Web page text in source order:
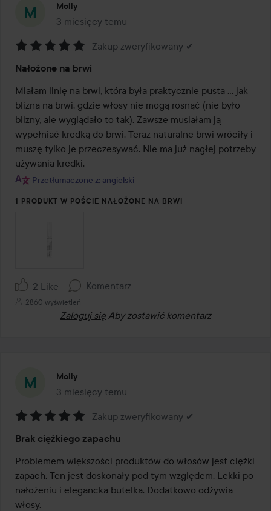
Molly
3 miesięcy temu
Post został utworzony 3 miesięcy temu
5
z
5
Zakup zweryfikowany ✔
Nałożone na brwi
Miałam linię na brwi, która była praktycznie pusta ... jak
blizna na brwi, gdzie włosy nie mogą rosnąć (nie było
blizny, ale wyglądało to tak). Zawsze musiałam ją
wypełniać kredką do brwi. Teraz naturalne brwi wróciły i
muszę tylko je przeczesywać. Nie ma już nagłej potrzeby
używania kredki.
Przetłumaczone z: angielski
1 PRODUKT W POŚCIE NAŁOŻONE NA BRWI
2 Like Komentarz
2860 wyświetleń
Zaloguj się Aby zostawić komentarz
Molly
3 miesięcy temu
Post został utworzony 3 miesięcy temu
5
z
5
Zakup zweryfikowany ✔
Brak ciężkiego zapachu
Problemem większości produktów do włosów jest ciężki
zapach. Ten jest doskonały pod tym względem. Lekki po
nałożeniu i elegancka butelka. Dodatkowo odżywia
włosy.